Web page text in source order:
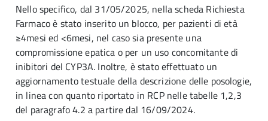
Nello specifico, dal 31/05/2025, nella scheda Richiesta
Farmaco è stato inserito un blocco, per pazienti di età
≥4mesi ed <6mesi, nel caso sia presente una
compromissione epatica o per un uso concomitante di
inibitori del CYP3A. Inoltre, è stato effettuato un
aggiornamento testuale della descrizione delle posologie,
in linea con quanto riportato in RCP nelle tabelle 1,2,3
del paragrafo 4.2 a partire dal 16/09/2024.